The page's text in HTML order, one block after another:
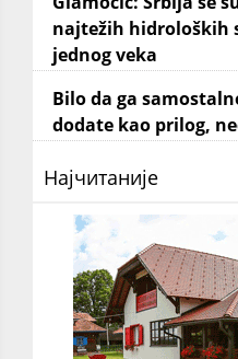
najtežih hidroloških
jednog veka
Bilo da ga
dodate kao prilog,
Најчитаније